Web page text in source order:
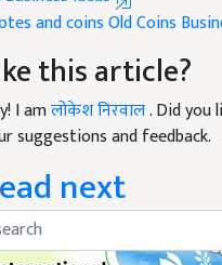
this article?
I amलोकेश निरवाल. Did you
suggestions and feedback.
next